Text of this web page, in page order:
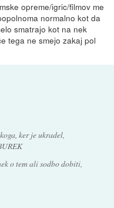
opreme/igric/filmov me
normalno kot da
smatrajo kot na nek
tega ne smejo zakaj pol
ker je ukradel,
o tem ali sodbo dobiti,